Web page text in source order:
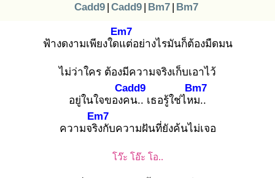
Cadd9 | Cadd9 | Bm7 | Bm7
ฟ้างดงามเพียงใดแ
Em7
ต่อย่างไรมันก็ต้องมืดมน
ไม่ว่าใคร ต้องมีความจริงเก็บเอาไว้
อยู่ในใจของค
Cadd9
น.. เธอรู้ใช่ไหม
Bm7
..
ความจริง
Em7
กับความฝันที่ยังค้นไม่เจอ
โว๊ะ โอ๊ะ โอ..